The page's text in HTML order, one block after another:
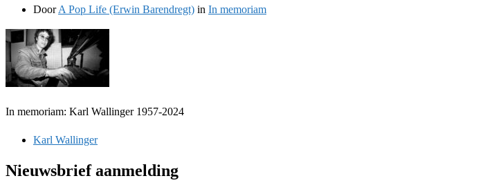
DoorA Pop Life (Erwin Barendregt) in In memoriam
In memoriam: Karl Wallinger 1957-2024
Karl Wallinger
Nieuwsbrief aanmelding